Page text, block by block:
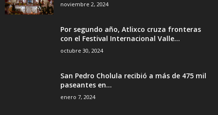
noviembre 2, 2024
Por segundo año, Atlixco cruza fronteras
con el Festival Internacional Valle...
octubre 30, 2024
San Pedro Cholula recibió a más de 475 mil
paseantes en...
enero 7, 2024